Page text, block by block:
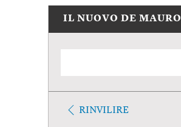
IL NUOVO DE MAURO
RINVILIRE